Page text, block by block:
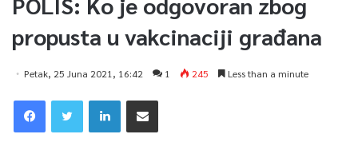
propusta u vakcinaciji građana
Petak, 25 Juna 2021, 16:42 1 245 Less than a minute